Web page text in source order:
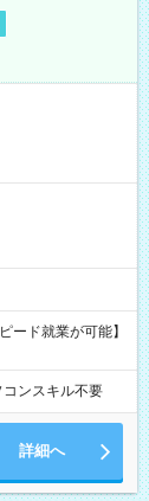
ード就業が可能】
コンスキル不要
詳細へ